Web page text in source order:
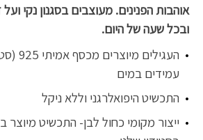
אוהבות הפנינים. מעוצבים בסגנון נקי ועל
ובכל שעה של היום.
העגילים
עמידים במים
התכשיט היפואלרגני וללא ניקל
ייצור מקומי כחול לבן- התכשיט